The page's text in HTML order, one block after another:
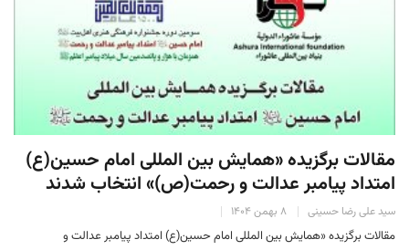
مقالات برگزیده «همایش بین المللی امام حسین(ع)
امتداد پیامبر عدالت و رحمت(ص)» انتخاب شدند
سید علی رضا حسینی ۸ بهمن ۱۴۰۴
مقالات برگزیده «همایش بین المللی امام حسین(ع) امتداد پیامبر عدالت و